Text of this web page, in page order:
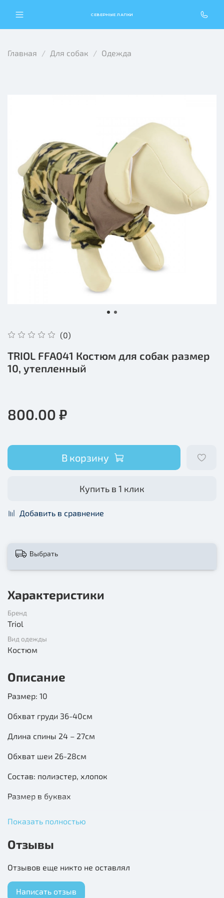
СЕВЕРНЫЕ ЛАПКИ
Главная Для собак Одежда
(0)
TRIOL FFA041 Костюм для собак размер
10, утепленный
800.00 ₽
В корзину
Купить в 1 клик
Добавить в сравнение
Выбрать
Характеристики
Бренд
Triol
Вид одежды
Костюм
Описание
Размер: 10
Обхват груди 36-40см
Длина спины 24 – 27см
Обхват шеи 26-28см
Состав: полиэстер, хлопок
Размер в буквах
Показать полностью
Отзывы
Отзывов еще никто не оставлял
Написать отзыв